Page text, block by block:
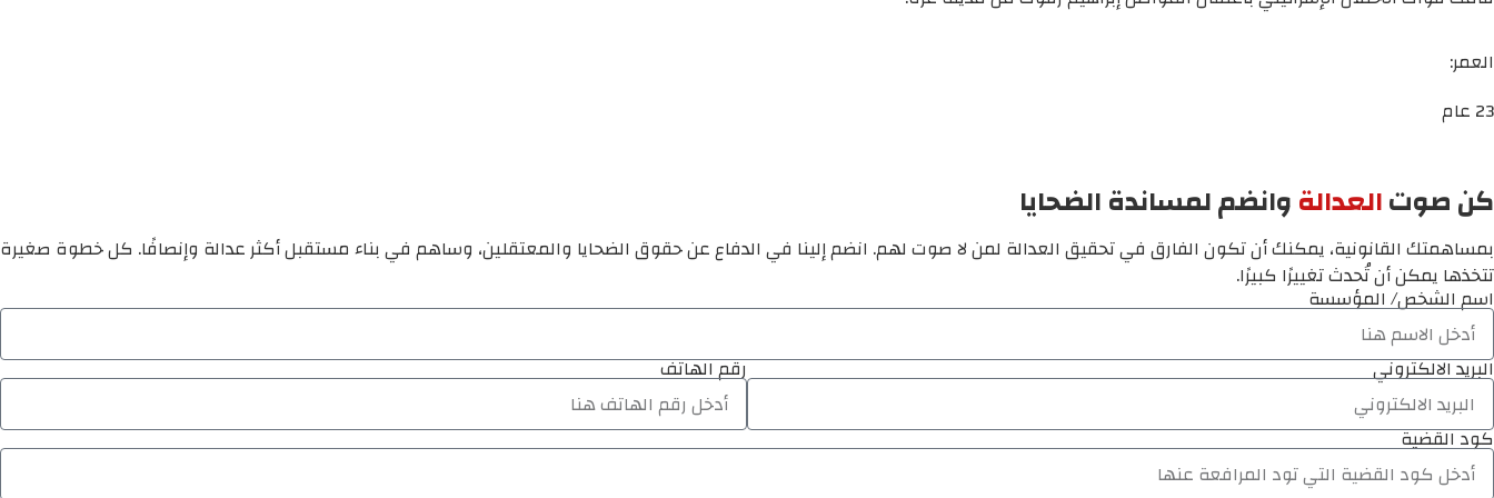
العمر:
23 عام
كن صوتالعدالةوانضم لمساندة الضحايا
بمساهمتك القانونية، يمكنك أن تكون الفارق في تحقيق العدالة لمن لا صوت لهم. انضم إلينا في الدفاع عن حقوق الضحايا والمعتقلين، وساهم في بناء مستقبل أكثر عدالة وإنصافًا. كل خطوة صغيرة
تتخذها يمكن أن تُحدث تغييرًا كبيرًا.
اسم الشخص/ المؤسسة
البريد الالكتروني رقم الهاتف
كود القضية